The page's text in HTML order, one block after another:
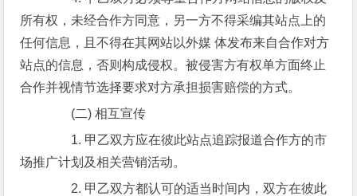
所有权，未经合作方同意，另一方不得采编其站点上的
任何信息，且不得在其网站以外媒 体发布来自合作对方
站点的信息，否则构成侵权。被侵害方有权单方面终止
合作并视情节选择要求对方承担损害赔偿的方式。
(二) 相互宣传
1. 甲乙双方应在彼此站点追踪报道合作方的市
场推广计划及相关营销活动。
2. 甲乙双方都认可的适当时间内，双方在彼此